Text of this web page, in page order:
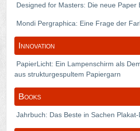
Designed for Masters: Die neue Paper
Mondi Pergraphica: Eine Frage der
Innovation
PapierLicht: Ein Lampenschirm als
aus strukturgespultem Papiergarn
Books
Jahrbuch: Das Beste in Sachen Plakat-